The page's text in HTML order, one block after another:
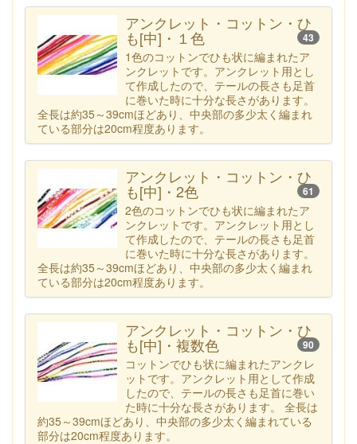
アンクレット・コットン・ひ
も[中]・１色 43
1色のコットンでひも状に編まれたア
ンクレットです。アンクレット用とし
て作成したので、テールの長さも足首
に巻いた時に十分な長さがあります。
全長は約35～39cmほどあり、中央部の多少太く編まれ
ている部分は20cm程度あります。
アンクレット・コットン・ひ
も[中]・2色 61
2色のコットンでひも状に編まれたア
ンクレットです。アンクレット用とし
て作成したので、テールの長さも足首
に巻いた時に十分な長さがあります。
全長は約35～39cmほどあり、中央部の多少太く編まれ
ている部分は20cm程度あります。
アンクレット・コットン・ひ
も[中]・複数色 90
コットンでひも状に編まれたアンクレ
ットです。アンクレット用として作成
したので、テールの長さも足首に巻い
た時に十分な長さがあります。 全長は
約35～39cmほどあり、中央部の多少太く編まれている
部分は20cm程度あります。